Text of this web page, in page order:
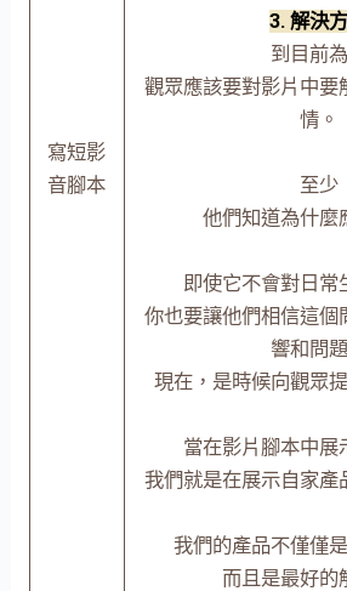
寫短影
音腳本
3. 解決
到目前
觀眾應該要對影片中要
情。
至少
他們知道為什麼
即使它不會對日常
你也要讓他們相信這個
響和問
現在，是時候向觀眾
當在影片腳本中展
我們就是在展示自家產
我們的產品不僅僅
而且是最好的